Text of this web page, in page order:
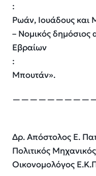
:
Ρωάν, Ιουάδους και
– Νομικός
Εβραίων
:
Μπουτάν».
Δρ. Απόστολος Ε.
Πολιτικός
Οικονομολόγος